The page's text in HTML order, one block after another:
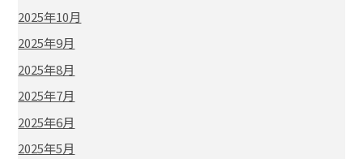
2025年10月
2025年9月
2025年8月
2025年7月
2025年6月
2025年5月